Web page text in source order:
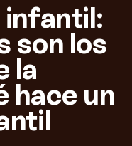
infantil:
son los
la
hace un